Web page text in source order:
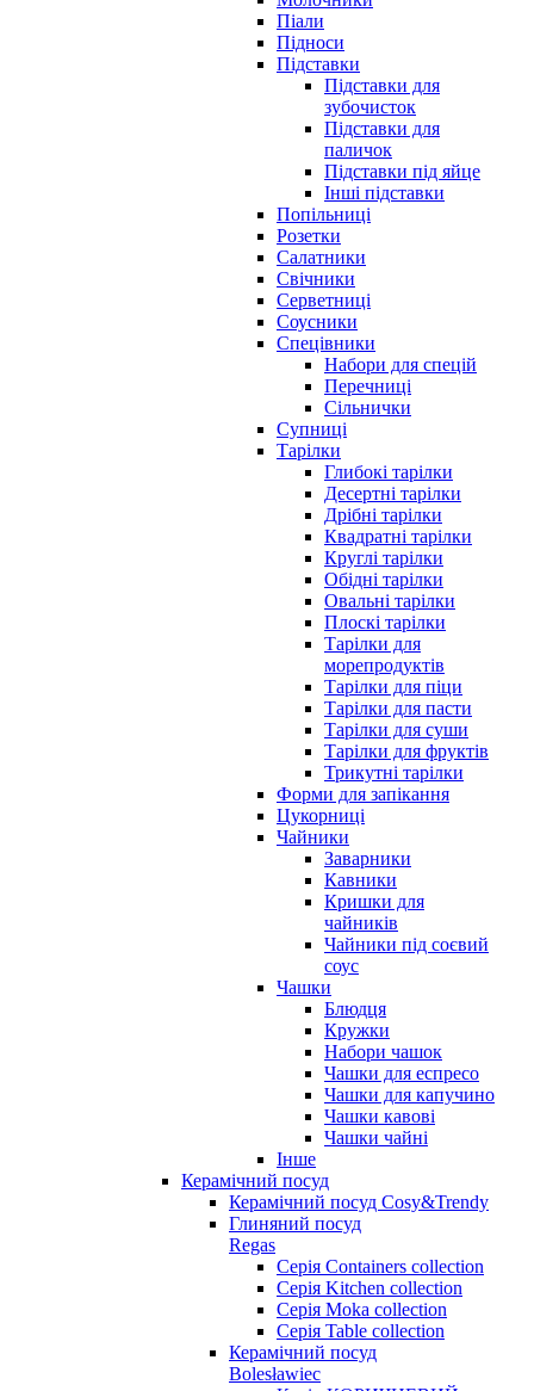
Піали
Підноси
Підставки
Підставки для
зубочисток
Підставки для
паличок
Підставки під яйце
Інші підставки
Попільниці
Розетки
Салатники
Свічники
Серветниці
Соусники
Спецівники
Набори для спецій
Перечниці
Сільнички
Супниці
Тарілки
Глибокі тарілки
Десертні тарілки
Дрібні тарілки
Квадратні тарілки
Круглі тарілки
Обідні тарілки
Овальні тарілки
Плоскі тарілки
Тарілки для
морепродуктів
Тарілки для піци
Тарілки для пасти
Тарілки для суши
Тарілки для фруктів
Трикутні тарілки
Форми для запікання
Цукорниці
Чайники
Заварники
Кавники
Кришки для
чайників
Чайники під соєвий
соус
Чашки
Блюдця
Кружки
Набори чашок
Чашки для еспресо
Чашки для капучино
Чашки кавові
Чашки чайні
Інше
Керамічний посуд
Керамічний посуд Cosy&Trendy
Глиняний посуд
Regas
Серія Containers collection
Серія Kitchen collection
Серія Moka collection
Серія Table collection
Керамічний посуд
Bolesławiec